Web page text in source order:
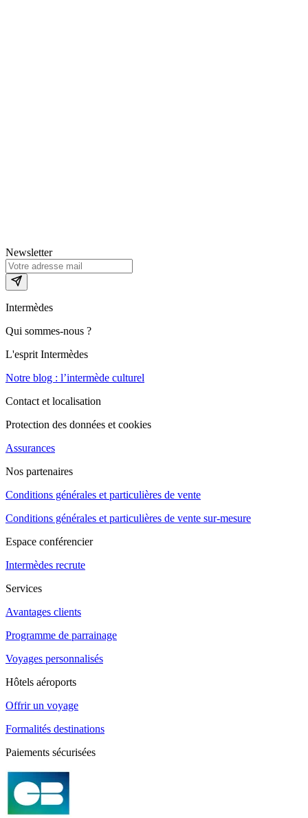
Newsletter
Intermèdes
Qui sommes-nous ?
L'esprit Intermèdes
Notre blog : l’intermède culturel
Contact et localisation
Protection des données et cookies
Assurances
Nos partenaires
Conditions générales et particulières de vente
Conditions générales et particulières de vente sur-mesure
Espace conférencier
Intermèdes recrute
Services
Avantages clients
Programme de parrainage
Voyages personnalisés
Hôtels aéroports
Offrir un voyage
Formalités destinations
Paiements sécurisées